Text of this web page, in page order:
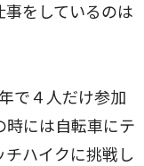
をしているのは
で４人だけ参加
時には自転車にテ
ハイクに挑戦し